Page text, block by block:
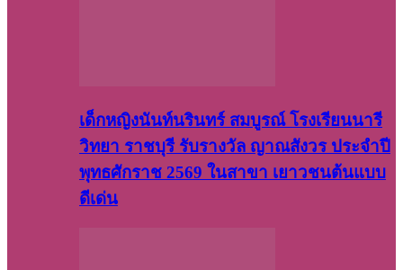
เด็กหญิงนันท์นรินทร์ สมบูรณ์ โรงเรียนนารี
วิทยา ราชบุรี รับรางวัล ญาณสังวร ประจำปี
พุทธศักราช 2569 ในสาขา เยาวชนต้นแบบ
ดีเด่น